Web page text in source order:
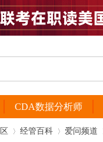
CDA数据分析师
经管百科 爱问频道